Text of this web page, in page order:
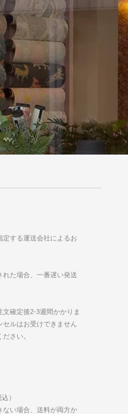
する運送会社によるお
た場合、一番遅い発送
確定後2-3週間かかりま
ルはお受けできません
さい。
）
い場合、送料が両方か